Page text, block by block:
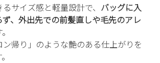
サイズ感と軽量設計で、 バッグに入
、外出先での前髪直しや毛先のアレ
帰り」のような艶のある仕上がりを